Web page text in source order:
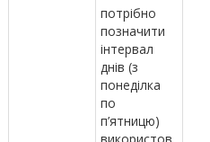
потрібно
позначити
інтервал
днів (з
понеділка
по
п’ятницю)